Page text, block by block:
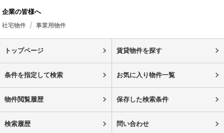
企業の皆様へ
社宅物件 事業用物件
トップページ 賃貸物件を探す
条件を指定して検索 お気に入り物件一覧
物件閲覧履歴 保存した検索条件
検索履歴 問い合わせ